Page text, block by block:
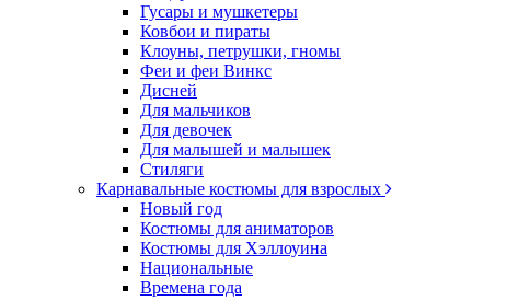
Гусары и мушкетеры
Ковбои и пираты
Клоуны, петрушки, гномы
Феи и феи Винкс
Дисней
Для мальчиков
Для девочек
Для малышей и малышек
Стиляги
Карнавальные костюмы для взрослых
Новый год
Костюмы для аниматоров
Костюмы для Хэллоуина
Национальные
Времена года